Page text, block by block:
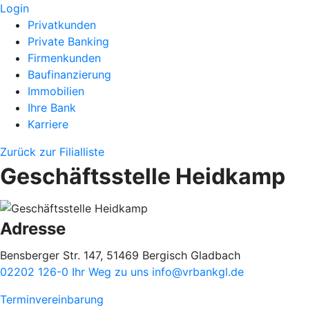
Login
Privatkunden
Private Banking
Firmenkunden
Baufinanzierung
Immobilien
Ihre Bank
Karriere
Zurück zur Filialliste
Geschäftsstelle Heidkamp
Adresse
Bensberger Str. 147, 51469 Bergisch Gladbach
02202 126-0 Ihr Weg zu uns info@vrbankgl.de
Terminvereinbarung